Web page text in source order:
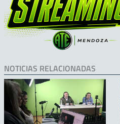
NOTICIAS RELACIONADAS